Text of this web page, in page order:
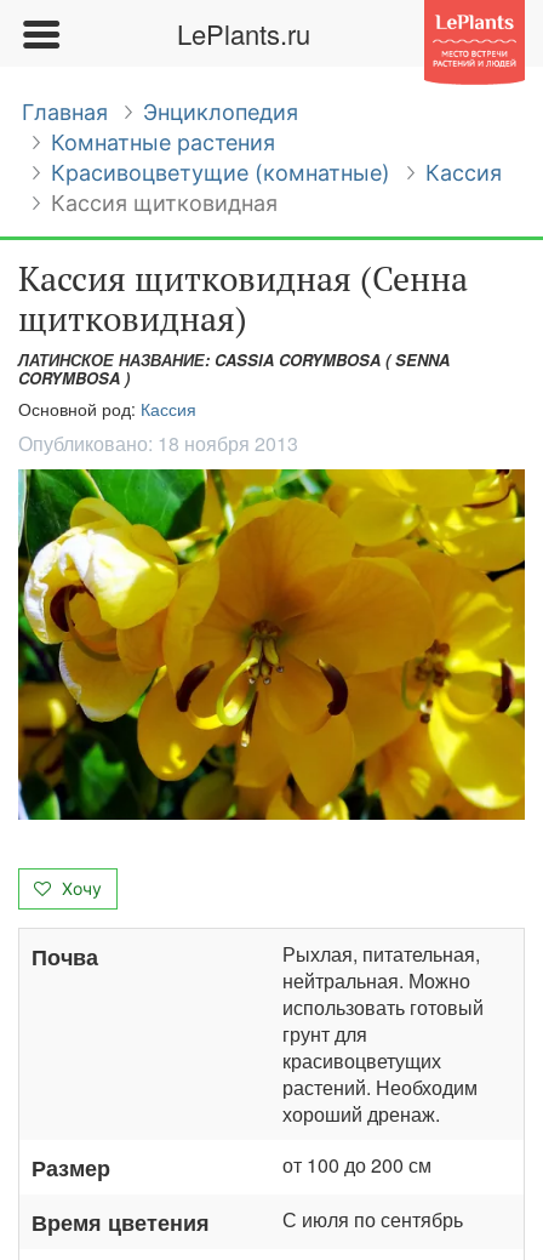
LePlants.ru
Главная
Энциклопедия
Комнатные растения
Красивоцветущие (комнатные)
Кассия
Кассия щитковидная
Кассия щитковидная (Сенна
щитковидная)
ЛАТИНСКОЕ НАЗВАНИЕ: CASSIA CORYMBOSA ( SENNA
CORYMBOSA )
Основной род: Кассия
Опубликовано: 18 ноября 2013
Хочу
Почва
Рыхлая, питательная,
нейтральная. Можно
использовать готовый
грунт для
красивоцветущих
растений. Необходим
хороший дренаж.
Размер от 100 до 200 см
Время цветения С июля по сентябрь